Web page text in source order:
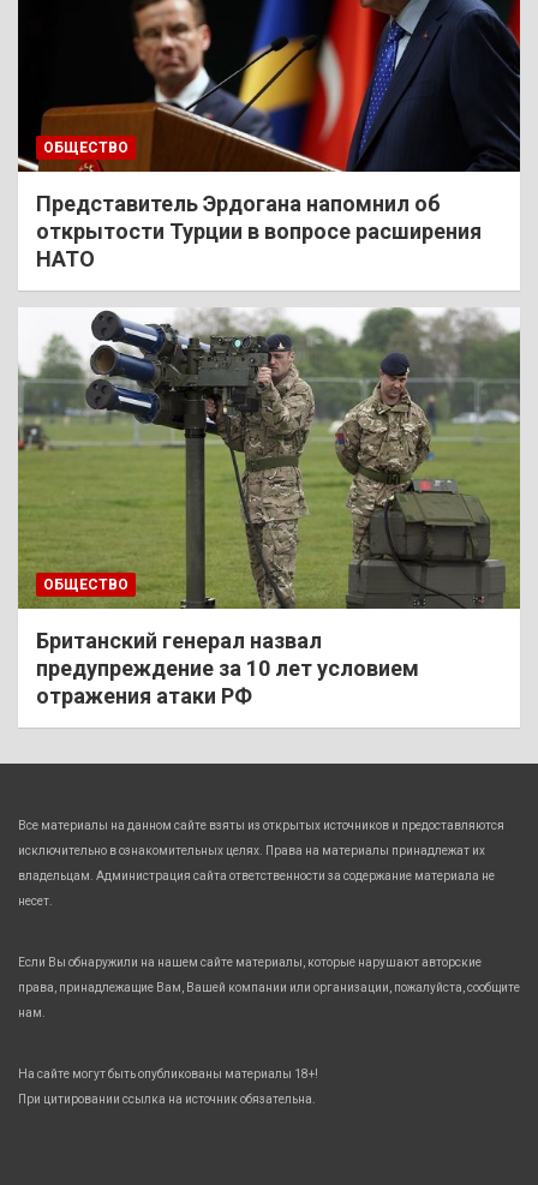
ОБЩЕСТВО
Представитель Эрдогана напомнил об
открытости Турции в вопросе расширения
НАТО
ОБЩЕСТВО
Британский генерал назвал
предупреждение за 10 лет условием
отражения атаки РФ
Все материалы на данном сайте взяты из открытых источников и предоставляются
исключительно в ознакомительных целях. Права на материалы принадлежат их
владельцам. Администрация сайта ответственности за содержание материала не
несет.
Если Вы обнаружили на нашем сайте материалы, которые нарушают авторские
права, принадлежащие Вам, Вашей компании или организации, пожалуйста, сообщите
нам.
На сайте могут быть опубликованы материалы 18+!
При цитировании ссылка на источник обязательна.